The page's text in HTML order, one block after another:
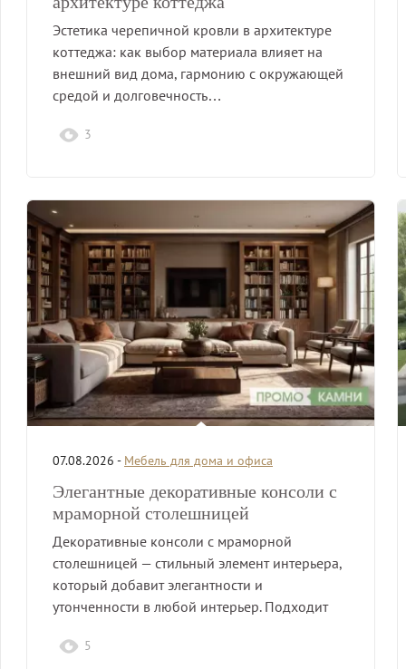
Эстетика черепичной кровли в архитектуре
коттеджа: как выбор материала влияет на
внешний вид дома, гармонию с окружающей
средой и долговечность…
3
07.08.2026 - Мебель для дома и офиса
Элегантные декоративные консоли с
мраморной столешницей
Декоративные консоли с мраморной
столешницей — стильный элемент интерьера,
который добавит элегантности и
утонченности в любой интерьер. Подходит
5